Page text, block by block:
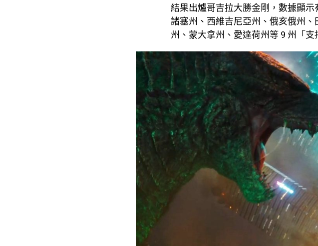
結果出爐哥吉拉大勝金剛，數據顯
諸塞州、西維吉尼亞州、俄亥俄州
州、蒙大拿州、愛達荷州等 9 州「支